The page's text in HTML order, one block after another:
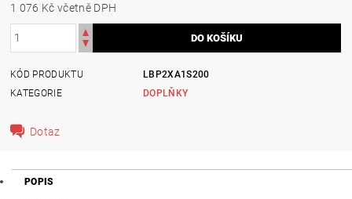
1 076 Kč včetně DPH
KÓD PRODUKTU
LBP2XA1S200
KATEGORIE
DOPLŇKY
Dotaz
POPIS